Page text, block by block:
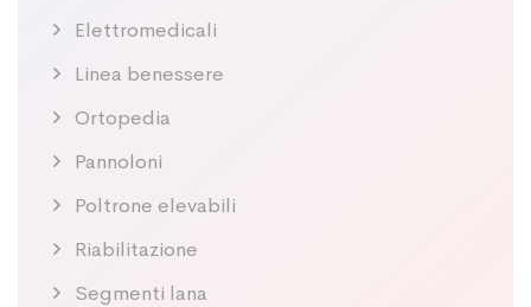
Elettromedicali
Linea benessere
Ortopedia
Pannoloni
Poltrone elevabili
Riabilitazione
Segmenti lana